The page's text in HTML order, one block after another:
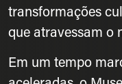
transformações
que atravessam o
Em um tempo